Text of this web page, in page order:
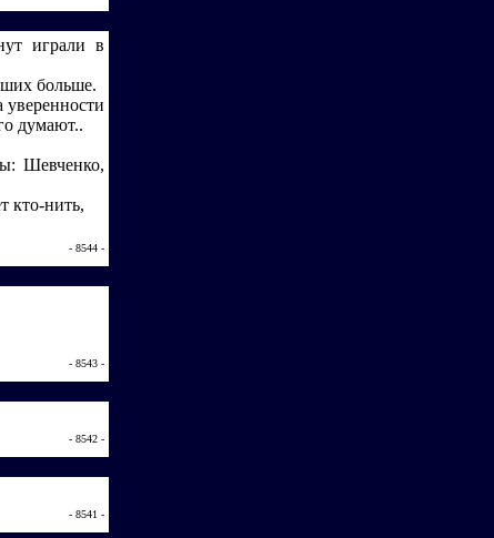
играли в
больше.
думают..
Шевченко,
кто-нить,
- 8544 -
- 8543 -
- 8542 -
- 8541 -